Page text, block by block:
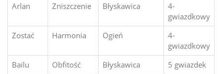
Arlan
Zniszczenie Błyskawica
4-
gwiazdkowy
Zostać
Harmonia Ogień
4-
gwiazdkowy
Bailu
Obfitość Błyskawica
5 gwiazdek